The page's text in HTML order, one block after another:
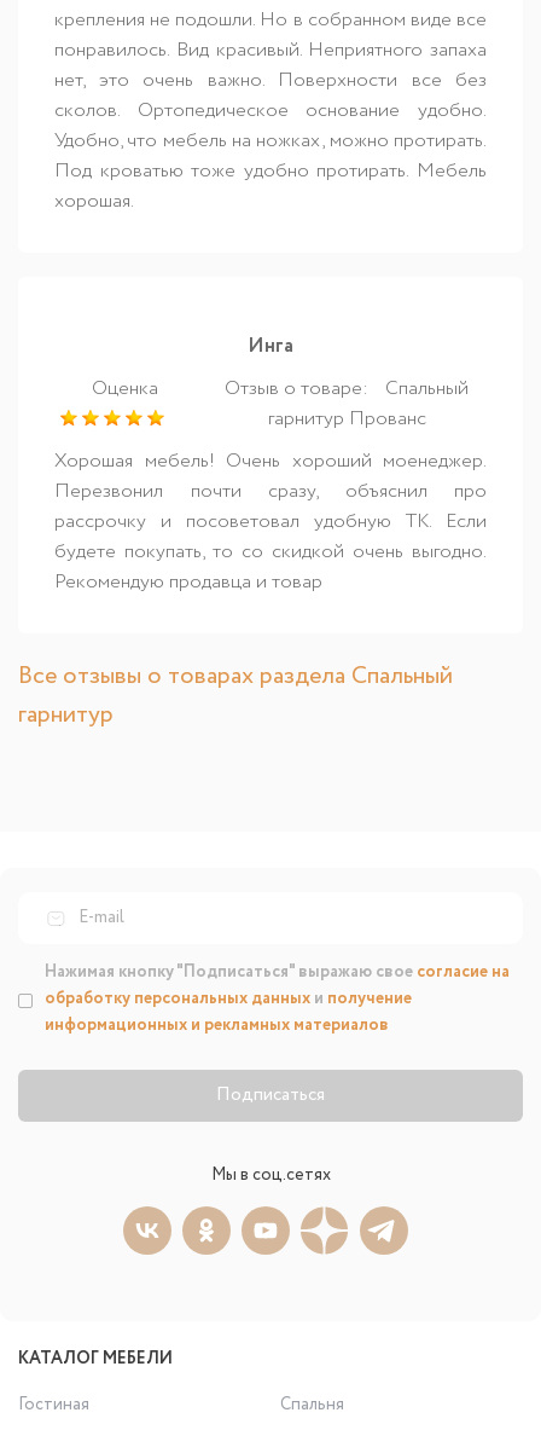
крепления не подошли. Но в собранном виде все
понравилось. Вид красивый. Неприятного запаха
нет, это очень важно. Поверхности все без
сколов. Ортопедическое основание удобно.
Удобно, что мебель на ножках, можно протирать.
Под кроватью тоже удобно протирать. Мебель
хорошая.
Инга
Оценка
Отзыв о товаре:
Спальный
гарнитур Прованс
Хорошая мебель! Очень хороший моенеджер.
Перезвонил почти сразу, объяснил про
рассрочку и посоветовал удобную ТК. Если
будете покупать, то со скидкой очень выгодно.
Рекомендую продавца и товар
Все отзывы о товарах раздела Спальный
гарнитур
Подписаться
Нажимая кнопку "Подписаться" выражаю свое согласие на
обработку персональных данных и получение
информационных и рекламных материалов
Мы в соц.сетях
КАТАЛОГ МЕБЕЛИ
Гостиная
Спальня